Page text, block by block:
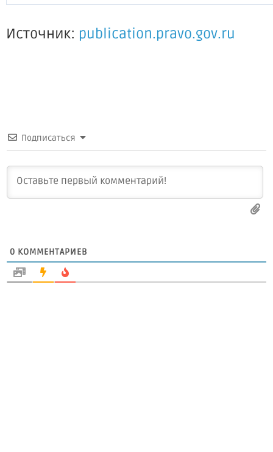
Источник: publication.pravo.gov.ru
Подписаться
0 КОММЕНТАРИЕВ